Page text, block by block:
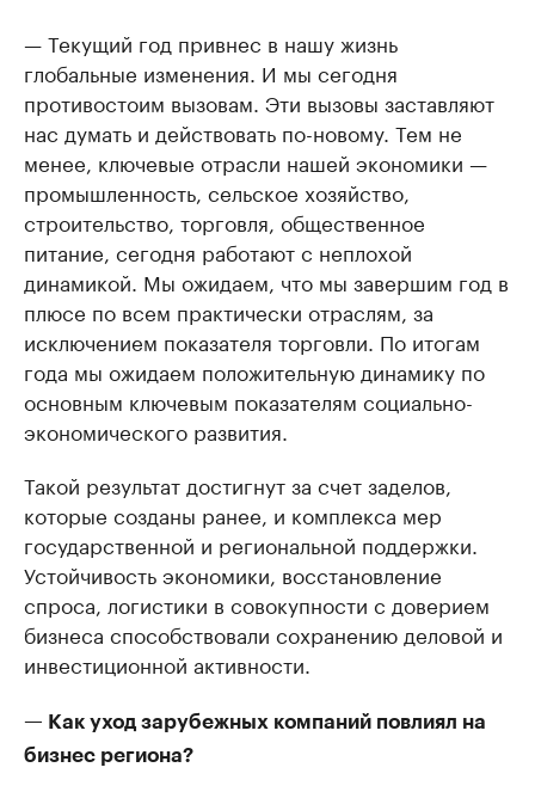
— Текущий год привнес в нашу жизнь
глобальные изменения. И мы сегодня
противостоим вызовам. Эти вызовы заставляют
нас думать и действовать по-новому. Тем не
менее, ключевые отрасли нашей экономики —
промышленность, сельское хозяйство,
строительство, торговля, общественное
питание, сегодня работают с неплохой
динамикой. Мы ожидаем, что мы завершим год в
плюсе по всем практически отраслям, за
исключением показателя торговли. По итогам
года мы ожидаем положительную динамику по
основным ключевым показателям социально-
экономического развития.
Такой результат достигнут за счет заделов,
которые созданы ранее, и комплекса мер
государственной и региональной поддержки.
Устойчивость экономики, восстановление
спроса, логистики в совокупности с доверием
бизнеса способствовали сохранению деловой и
инвестиционной активности.
— Как уход зарубежных компаний повлиял на
бизнес региона?